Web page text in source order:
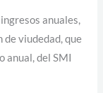
anuales,
viudedad, que
anual, del SMI